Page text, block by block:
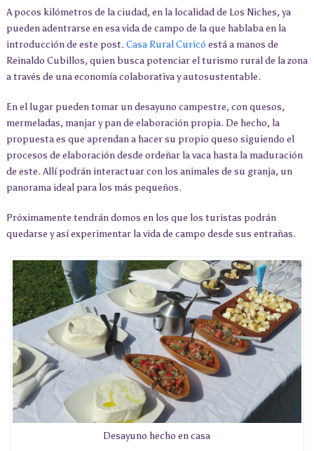
A pocos kilómetros de la ciudad, en la localidad de Los Niches, ya
pueden adentrarse en esa vida de campo de la que hablaba en la
introducción de este post. Casa Rural Curicó está a manos de
Reinaldo Cubillos, quien busca potenciar el turismo rural de la zona
a través de una economía colaborativa y autosustentable.
En el lugar pueden tomar un desayuno campestre, con quesos,
mermeladas, manjar y pan de elaboración propia. De hecho, la
propuesta es que aprendan a hacer su propio queso siguiendo el
procesos de elaboración desde ordeñar la vaca hasta la maduración
de este. Allí podrán interactuar con los animales de su granja, un
panorama ideal para los más pequeños.
Próximamente tendrán domos en los que los turistas podrán
quedarse y así experimentar la vida de campo desde sus entrañas.
Desayuno hecho en casa